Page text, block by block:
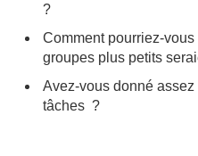
?
Comment pourriez-
groupes plus petits
Avez-vous donné
tâches ?